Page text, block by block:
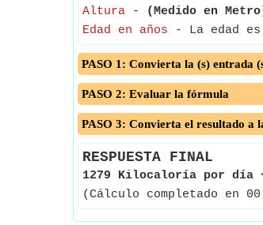
Altura - (Medido en
Edad en años - La edad
PASO 1: Convierta la (s) entrada
PASO 2: Evaluar la fórmula
PASO 3: Convierta el resultado a
RESPUESTA FINAL
1279 Kilocaloría por día
(Cálculo completado en